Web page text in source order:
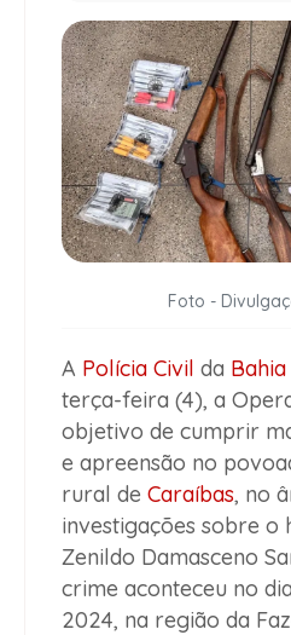
Foto -
A Polícia Civil da Bahia
terça-feira (4), a
objetivo de cumprir
e apreensão no
rural de Caraíbas, no
investigações sobre o
Zenildo Damasceno
crime aconteceu no
2024, na região da